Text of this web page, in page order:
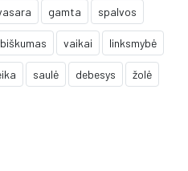
gamta spalvos
vaikai linksmybė
saulė debesys žolė